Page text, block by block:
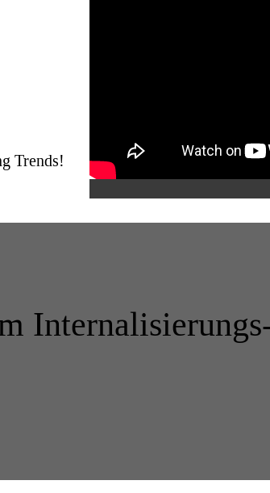
Trends!